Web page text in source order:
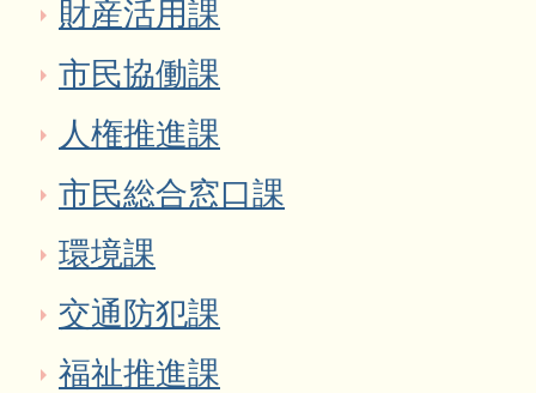
財産活用課
市民協働課
人権推進課
市民総合窓口課
環境課
交通防犯課
福祉推進課